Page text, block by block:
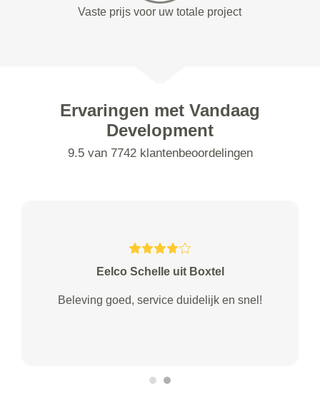
Vaste prijs voor uw totale project
Ervaringen met Vandaag
Development
9.5 van 7742 klantenbeoordelingen
Eelco Schelle uit Boxtel
Beleving goed, service duidelijk en snel!